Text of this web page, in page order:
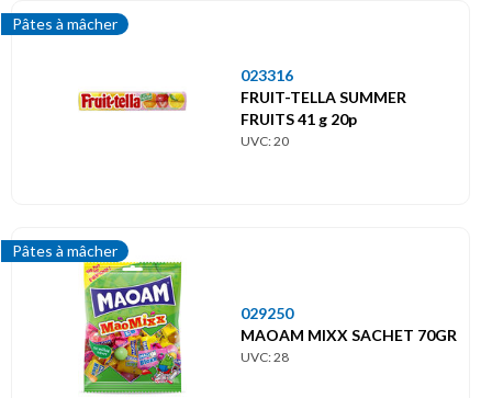
Pâtes à mâcher
023316
FRUIT-TELLA SUMMER
FRUITS 41 g 20p
UVC: 20
Pâtes à mâcher
029250
MAOAM MIXX SACHET 70GR
UVC: 28